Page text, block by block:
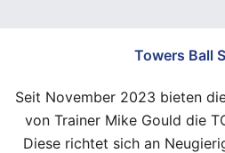
Towers Ball
Seit November 2023 bieten
von Trainer Mike Gould die
Diese richtet sich an